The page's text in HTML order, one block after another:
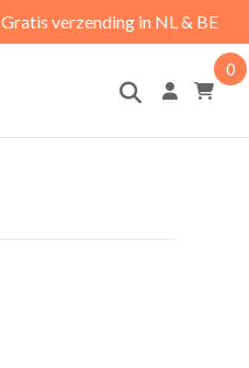
Gratis verzending in NL & BE
0